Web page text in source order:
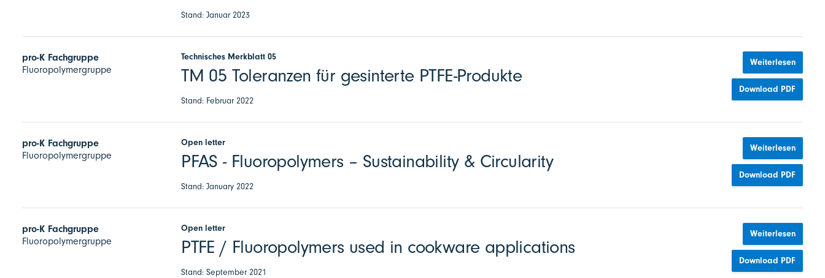
Stand: Januar 2023
pro-K Fachgruppe
Fluoropolymergruppe
Technisches Merkblatt 05
TM 05 Toleranzen für gesinterte PTFE-Produkte
Stand: Februar 2022
Weiterlesen
Download PDF
pro-K Fachgruppe
Fluoropolymergruppe
Open letter
PFAS - Fluoropolymers – Sustainability & Circularity
Stand: January 2022
Weiterlesen
Download PDF
pro-K Fachgruppe
Fluoropolymergruppe
Open letter
PTFE / Fluoropolymers used in cookware applications
Stand: September 2021
Weiterlesen
Download PDF